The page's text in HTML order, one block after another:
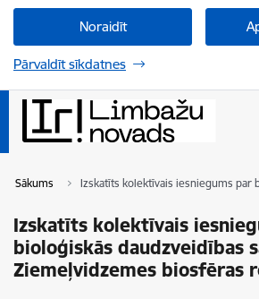
Noraidīt
Pārvaldīt sīkdatnes
Sākums Izskatīts kolektīvais iesniegums par
Izskatīts kolektīvais
bioloģiskās daudzveidības
Ziemeļvidzemes biosfēras